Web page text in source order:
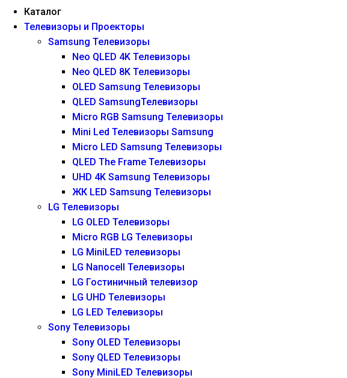
Каталог
Телевизоры и Проекторы
Samsung Телевизоры
Neo QLED 4K Телевизоры
Neo QLED 8K Телевизоры
OLED Samsung Телевизоры
QLED SamsungТелевизоры
Micro RGB Samsung Телевизоры
Mini Led Телевизоры Samsung
Micro LED Samsung Телевизоры
QLED The Frame Телевизоры
UHD 4K Samsung Телевизоры
ЖК LED Samsung Телевизоры
LG Телевизоры
LG OLED Телевизоры
Micro RGB LG Телевизоры
LG MiniLED телевизоры
LG Nanocell Телевизоры
LG Гостиничный телевизор
LG UHD Телевизоры
LG LED Телевизоры
Sony Телевизоры
Sony OLED Телевизоры
Sony QLED Телевизоры
Sony MiniLED Телевизоры